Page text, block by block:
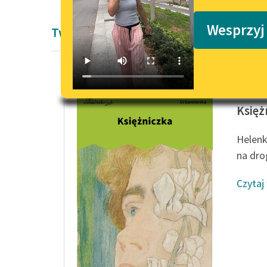
Twórczość Zofii Urbanowskiej
na
Czytaj